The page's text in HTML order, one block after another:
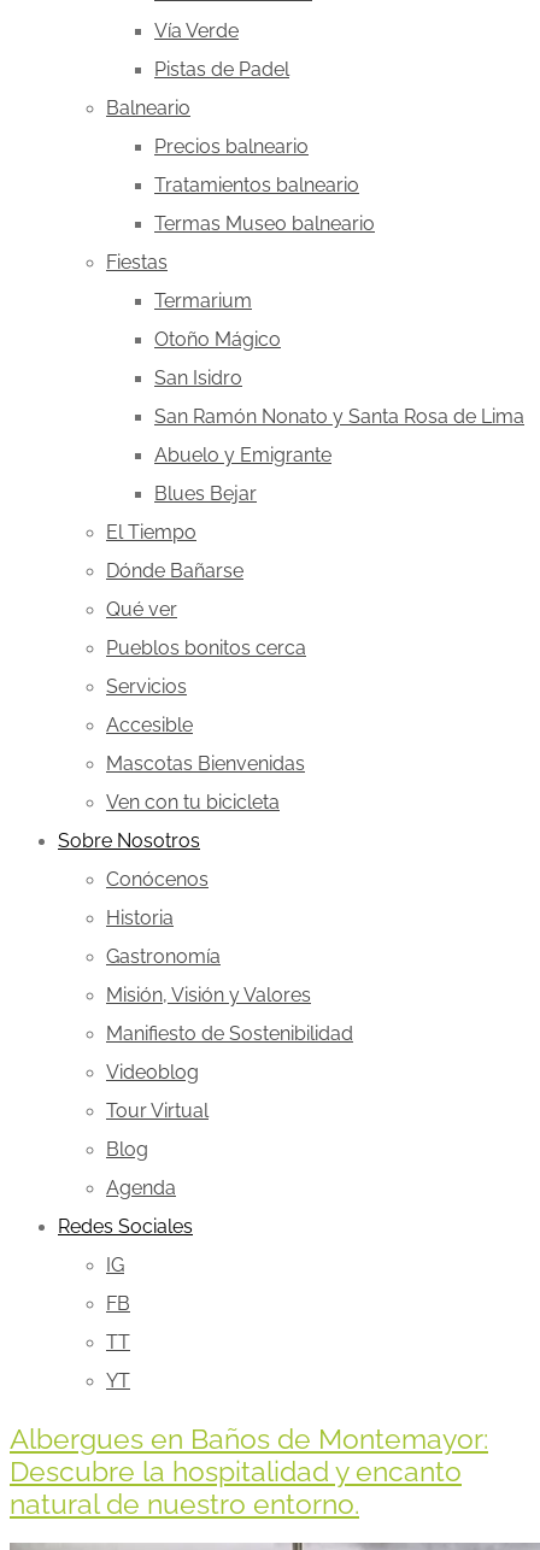
Vía Verde
Pistas de Padel
Balneario
Precios balneario
Tratamientos balneario
Termas Museo balneario
Fiestas
Termarium
Otoño Mágico
San Isidro
San Ramón Nonato y Santa Rosa de Lima
Abuelo y Emigrante
Blues Bejar
El Tiempo
Dónde Bañarse
Qué ver
Pueblos bonitos cerca
Servicios
Accesible
Mascotas Bienvenidas
Ven con tu bicicleta
Sobre Nosotros
Conócenos
Historia
Gastronomía
Misión, Visión y Valores
Manifiesto de Sostenibilidad
Videoblog
Tour Virtual
Blog
Agenda
Redes Sociales
IG
FB
TT
YT
Albergues en Baños de Montemayor:
Descubre la hospitalidad y encanto
natural de nuestro entorno.